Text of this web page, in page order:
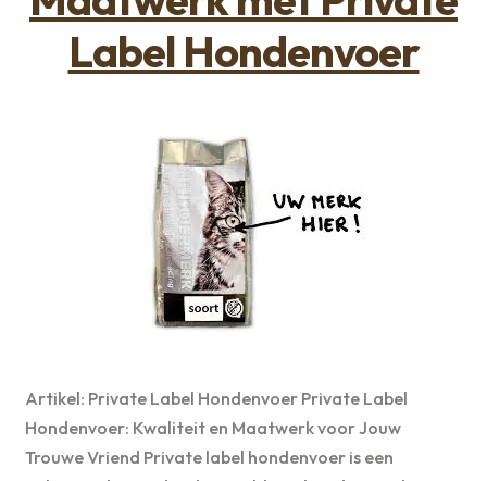
Label Hondenvoer
Artikel: Private Label Hondenvoer Private Label
Hondenvoer: Kwaliteit en Maatwerk voor Jouw
Trouwe Vriend Private label hondenvoer is een